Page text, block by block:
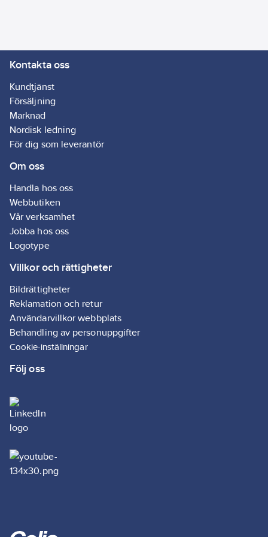
Kontakta oss
Kundtjänst
Försäljning
Marknad
Nordisk ledning
För dig som leverantör
Om oss
Handla hos oss
Webbutiken
Vår verksamhet
Jobba hos oss
Logotype
Villkor och rättigheter
Bildrättigheter
Reklamation och retur
Användarvillkor webbplats
Behandling av personuppgifter
Cookie-inställningar
Följ oss